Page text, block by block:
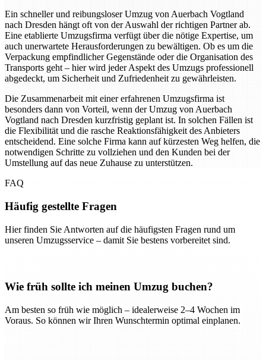
Ein schneller und reibungsloser Umzug von Auerbach Vogtland
nach Dresden hängt oft von der Auswahl der richtigen Partner ab.
Eine etablierte Umzugsfirma verfügt über die nötige Expertise, um
auch unerwartete Herausforderungen zu bewältigen. Ob es um die
Verpackung empfindlicher Gegenstände oder die Organisation des
Transports geht – hier wird jeder Aspekt des Umzugs professionell
abgedeckt, um Sicherheit und Zufriedenheit zu gewährleisten.
Die Zusammenarbeit mit einer erfahrenen Umzugsfirma ist
besonders dann von Vorteil, wenn der Umzug von Auerbach
Vogtland nach Dresden kurzfristig geplant ist. In solchen Fällen ist
die Flexibilität und die rasche Reaktionsfähigkeit des Anbieters
entscheidend. Eine solche Firma kann auf kürzesten Weg helfen, die
notwendigen Schritte zu vollziehen und den Kunden bei der
Umstellung auf das neue Zuhause zu unterstützen.
FAQ
Häufig gestellte Fragen
Hier finden Sie Antworten auf die häufigsten Fragen rund um
unseren Umzugsservice – damit Sie bestens vorbereitet sind.
Wie früh sollte ich meinen Umzug buchen?
Am besten so früh wie möglich – idealerweise 2–4 Wochen im
Voraus. So können wir Ihren Wunschtermin optimal einplanen.